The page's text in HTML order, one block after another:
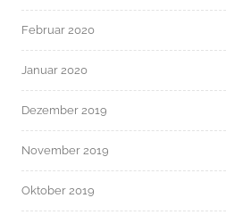
Februar 2020
Januar 2020
Dezember 2019
November 2019
Oktober 2019